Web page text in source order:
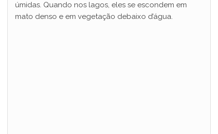
úmidas. Quando nos lagos, eles se escondem em
mato denso e em vegetação debaixo d’água.